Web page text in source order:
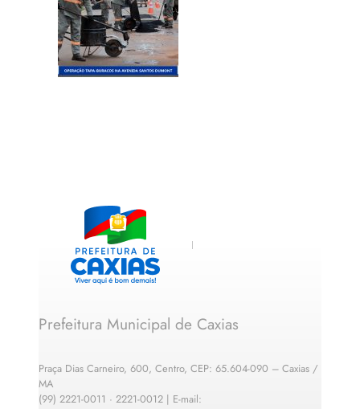
Prefeitura Municipal de Caxias
Praça Dias Carneiro, 600, Centro, CEP: 65.604-090 – Caxias /
MA
(99) 2221-0011 · 2221-0012 | E-mail: